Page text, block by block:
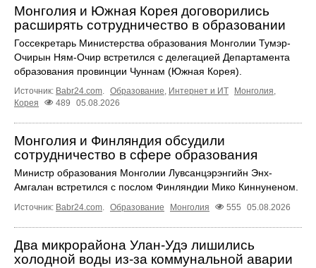
Монголия и Южная Корея договорились
расширять сотрудничество в образовании
Госсекретарь Министерства образования Монголии Тумэр-
Очирын Ням-Очир встретился с делегацией Департамента
образования провинции Чуннам (Южная Корея).
Источник: Babr24.com. Образование, Интернет и ИТ Монголия,
Корея
489 05.08.2026
Монголия и Финляндия обсудили
сотрудничество в сфере образования
Министр образования Монголии Лувсанцэрэнгийн Энх-
Амгалан встретился с послом Финляндии Мико Киннуненом.
Источник: Babr24.com. Образование Монголия 555 05.08.2026
Два микрорайона Улан-Удэ лишились
холодной воды из-за коммунальной аварии